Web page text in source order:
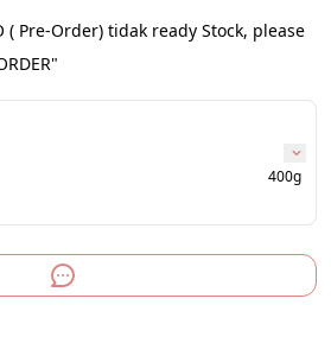
( Pre-Order) tidak ready Stock, please
400g